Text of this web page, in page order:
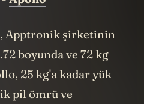
Apptronik şirketinin
boyunda ve 72 kg
25 kg'a kadar yük